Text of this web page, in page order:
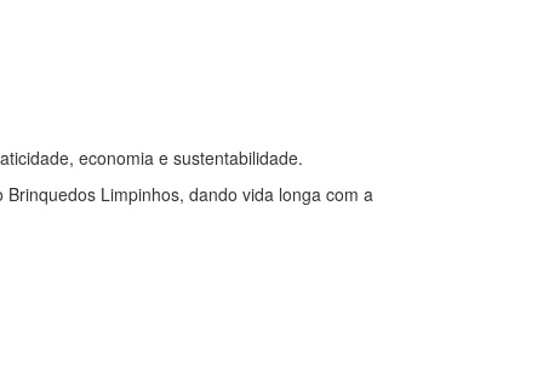
economia e sustentabilidade.
Limpinhos, dando vida longa com a